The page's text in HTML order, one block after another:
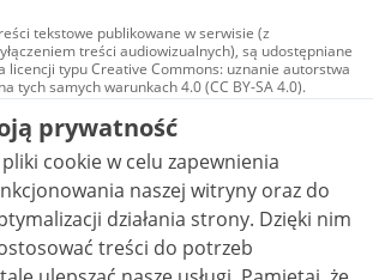
tekstowe publikowane w serwisie (z
treści audiowizualnych), są udostępniane
licencji typu Creative Commons: uznanie autorstwa
tych samych warunkach 4.0 (CC BY-SA 4.0).
audiowizualne, w tym zdjęcia, materiały
i wideo, są udostępniane na licencji typu
Commons: uznanie autorstwa użycie
- bez utworów zależnych 4.0 (CC BY-
ND 4.0), o ile nie jest to stwierdzone inaczej.
prywatność
cookie w celu zapewnienia
naszej witryny oraz do
działania strony. Dzięki nim
treści do potrzeb